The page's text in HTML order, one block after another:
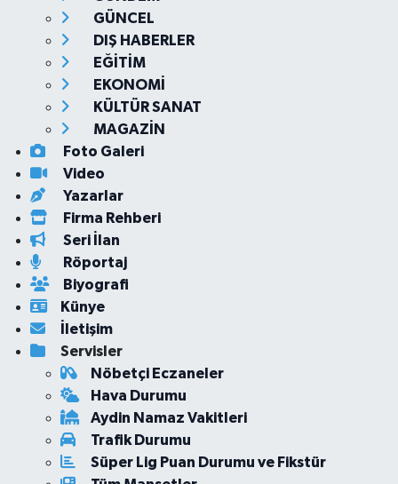
GÜNCEL
DIŞ HABERLER
EĞİTİM
EKONOMİ
KÜLTÜR SANAT
MAGAZİN
Foto Galeri
Video
Yazarlar
Firma Rehberi
Seri İlan
Röportaj
Biyografi
Künye
İletişim
Servisler
Nöbetçi Eczaneler
Hava Durumu
Aydin Namaz Vakitleri
Trafik Durumu
Süper Lig Puan Durumu ve Fikstür